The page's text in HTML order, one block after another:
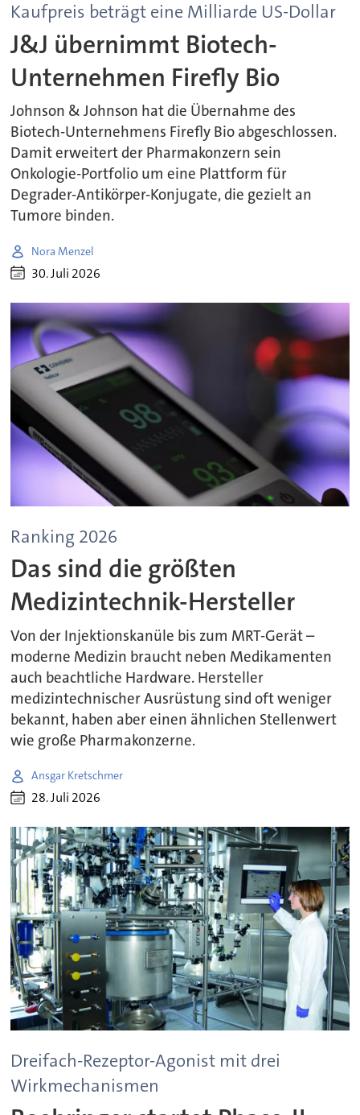
Kaufpreis beträgt eine Milliarde US-Dollar
J&J übernimmt Biotech-
Unternehmen Firefly Bio
Johnson & Johnson hat die Übernahme des
Biotech-Unternehmens Firefly Bio abgeschlossen.
Damit erweitert der Pharmakonzern sein
Onkologie-Portfolio um eine Plattform für
Degrader-Antikörper-Konjugate, die gezielt an
Tumore binden.
Nora Menzel
30. Juli 2026
Ranking 2026
Das sind die größten
Medizintechnik-Hersteller
Von der Injektionskanüle bis zum MRT-Gerät –
moderne Medizin braucht neben Medikamenten
auch beachtliche Hardware. Hersteller
medizintechnischer Ausrüstung sind oft weniger
bekannt, haben aber einen ähnlichen Stellenwert
wie große Pharmakonzerne.
Ansgar Kretschmer
28. Juli 2026
Dreifach-Rezeptor-Agonist mit drei
Wirkmechanismen